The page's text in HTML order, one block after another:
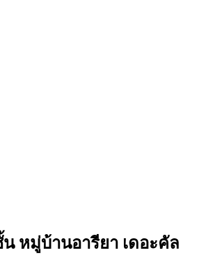
น หมู่บ้านอารียา เดอะคัล